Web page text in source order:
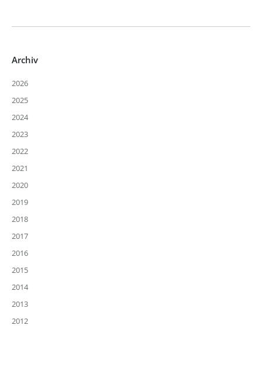
Archiv
2026
2025
2024
2023
2022
2021
2020
2019
2018
2017
2016
2015
2014
2013
2012